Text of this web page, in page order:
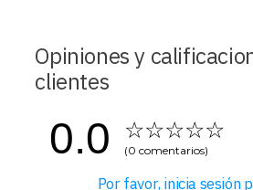
Opiniones y
clientes
☆☆☆☆☆
0.0 (0 comentarios)
Por favor, inicia sesión